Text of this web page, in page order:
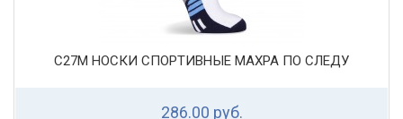
С27М НОСКИ СПОРТИВНЫЕ МАХРА ПО СЛЕДУ
286.00 руб.